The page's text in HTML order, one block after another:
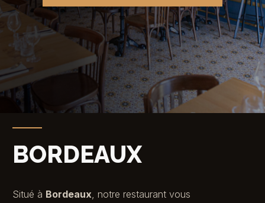
BORDEAUX
Situé à Bordeaux, notre restaurant vous